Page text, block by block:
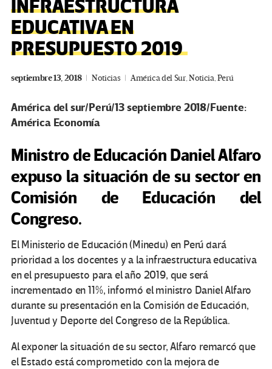
INFRAESTRUCTURA
EDUCATIVA EN
PRESUPUESTO 2019
septiembre 13, 2018 Noticias América del Sur,Noticia,Perú
América del sur/Perú/13 septiembre 2018/Fuente:
América Economía
Ministro de Educación Daniel Alfaro
expuso la situación de su sector en
Comisión de Educación del
Congreso.
El Ministerio de Educación (Minedu) en Perú dará
prioridad a los docentes y a la infraestructura educativa
en el presupuesto para el año 2019, que será
incrementado en 11%, informó el ministro Daniel Alfaro
durante su presentación en la Comisión de Educación,
Juventud y Deporte del Congreso de la República.
Al exponer la situación de su sector, Alfaro remarcó que
el Estado está comprometido con la mejora de